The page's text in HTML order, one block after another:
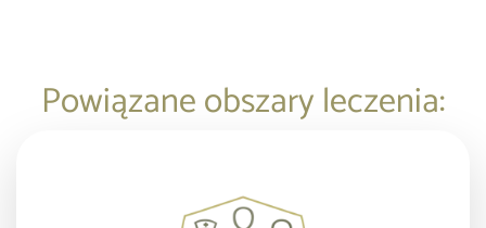
Powiązane obszary leczenia: